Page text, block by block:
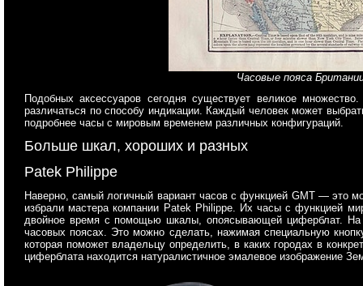
Часовые пояса
Подобных аксессуаров сегодня существует великое
различаться по способу индикации. Каждый человек может
подробнее часы с мировым временем различных конфигураций.
Больше шкал, хороших и разных
Patek Philippe
Наверно, самый логичный вариант часов с функцией GMT — это
избрали мастера компании Patek Philippe. Их часы с функцией
двойное время с помощью шкалы, опоясывающей циферблат. На
часовых поясах. Это можно сделать, нажимая специальную
которая поможет владельцу определить, в каких городах в
циферблата находится натуралистичное эмалевое изображение